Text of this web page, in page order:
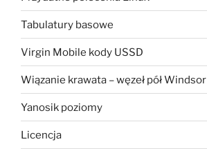
Tabulatury basowe
Virgin Mobile kody USSD
Wiązanie krawata – węzeł pół Windsor
Yanosik poziomy
Licencja